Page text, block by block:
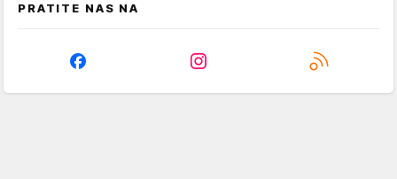
PRATITE NAS NA